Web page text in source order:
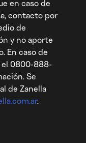
en caso de
contacto por
de
y no aporte
En caso de
el 0800-888-
Se
de Zanella
.